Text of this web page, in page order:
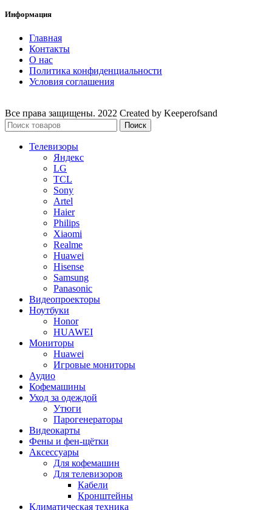
Информация
Главная
Контакты
О нас
Политика конфиденциальности
Условия соглашения
Все права защищены. 2022 Created by Keeperofsand
Поиск
Телевизоры
Яндекс
LG
TCL
Sony
Artel
Haier
Philips
Xiaomi
Realme
Huawei
Hisense
Samsung
Panasonic
Видеопроекторы
Ноутбуки
Honor
HUAWEI
Мониторы
Huawei
Игровые мониторы
Аудио
Кофемашины
Уход за одеждой
Утюги
Парогенераторы
Видеокарты
Фены и фен-щётки
Аксессуары
Для кофемашин
Для телевизоров
Кабели
Кронштейны
Климатическая техника